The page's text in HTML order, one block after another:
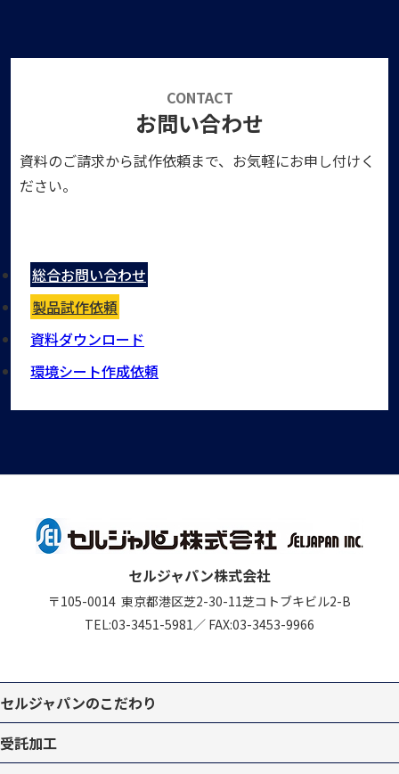
CONTACT
お問い合わせ
資料のご請求から試作依頼まで、お気軽にお申し付けく
ださい。
総合お問い合わせ
製品試作依頼
資料ダウンロード
環境シート作成依頼
セルジャパン株式会社
〒105-0014 東京都港区芝2-30-11芝コトブキビル2-B
TEL:03-3451-5981／ FAX:03-3453-9966
セルジャパンのこだわり
受託加工